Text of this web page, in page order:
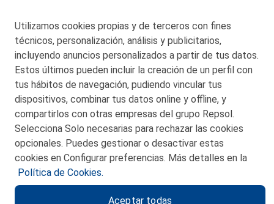
© 2026 Petronor S.A.
CONTACTO
MAPA WEB
POLITICA DE PRIVACIDAD
Utilizamos cookies propias y de terceros con fines
técnicos, personalización, análisis y publicitarios,
incluyendo anuncios personalizados a partir de tus datos.
Estos últimos pueden incluir la creación de un perfil con
tus hábitos de navegación, pudiendo vincular tus
dispositivos, combinar tus datos online y offline, y
compartirlos con otras empresas del grupo Repsol.
Selecciona Solo necesarias para rechazar las cookies
opcionales. Puedes gestionar o desactivar estas
cookies en Configurar preferencias. Más detalles en la
Política de Cookies.
Aceptar todas